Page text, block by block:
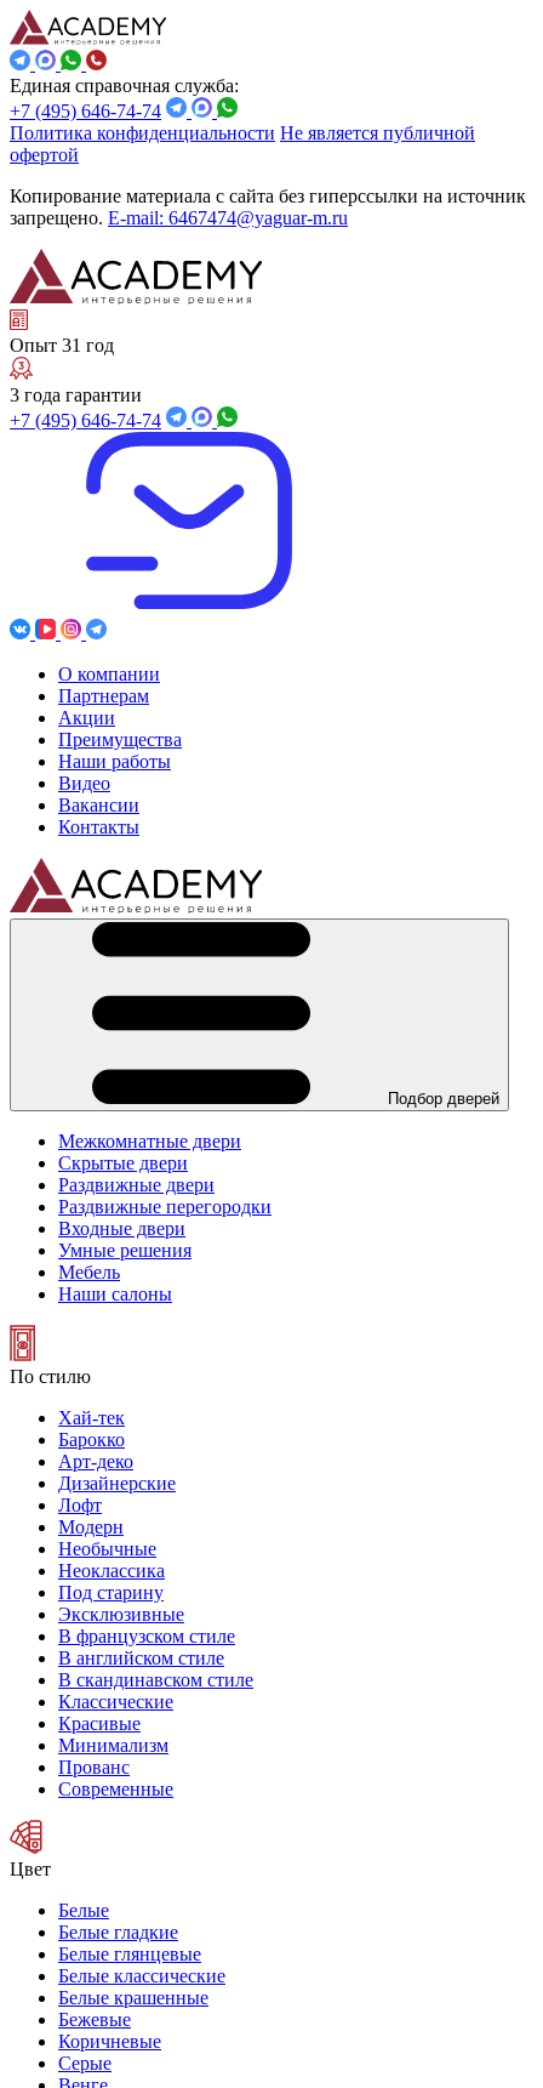
Единая справочная служба:
+7 (495) 646-74-74
Политика конфиденциальности Не является публичной
офертой
Копирование материала с сайта без гиперссылки на источник
запрещено. E-mail: 6467474@yaguar-m.ru
Опыт 31 год
3 года гарантии
+7 (495) 646-74-74
О компании
Партнерам
Акции
Преимущества
Наши работы
Видео
Вакансии
Контакты
Подбор дверей
Межкомнатные двери
Скрытые двери
Раздвижные двери
Раздвижные перегородки
Входные двери
Умные решения
Мебель
Наши салоны
По стилю
Хай-тек
Барокко
Арт-деко
Дизайнерские
Лофт
Модерн
Необычные
Неоклассика
Под старину
Эксклюзивные
В французском стиле
В английском стиле
В скандинавском стиле
Классические
Красивые
Минимализм
Прованс
Современные
Цвет
Белые
Белые гладкие
Белые глянцевые
Белые классические
Белые крашенные
Бежевые
Коричневые
Серые